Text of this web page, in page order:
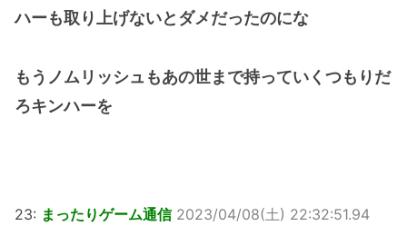
ハーも取り上げないとダメだったのにな
もうノムリッシュもあの世まで持っていくつもりだ
ろキンハーを
23: まったりゲーム通信 2023/04/08(土) 22:32:51.94